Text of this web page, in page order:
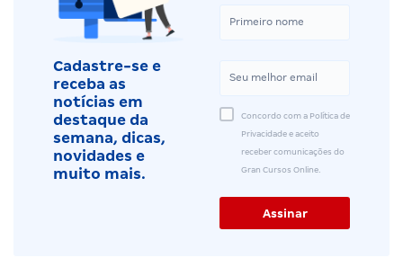
Cadastre-se e
receba as
notícias em
destaque da
semana, dicas,
novidades e
muito mais.
Concordo com a Política de
Privacidade e aceito
receber comunicações do
Gran Cursos Online.